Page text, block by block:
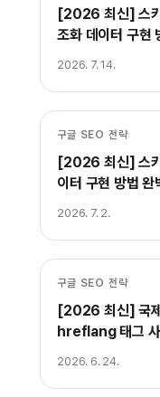
[2026 최신] 스
조화 데이터 구현
2026. 7. 14.
구글 SEO 전략
[2026 최신] 스키
이터 구현 방법
2026. 7. 2.
구글 SEO 전략
[2026 최신] 국
hreflang 태그 사
2026. 6. 24.